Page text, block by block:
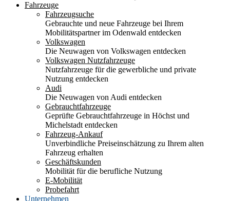
Fahrzeuge
Fahrzeugsuche
Gebrauchte und neue Fahrzeuge bei Ihrem
Mobilitätspartner im Odenwald entdecken
Volkswagen
Die Neuwagen von Volkswagen entdecken
Volkswagen Nutzfahrzeuge
Nutzfahrzeuge für die gewerbliche und private
Nutzung entdecken
Audi
Die Neuwagen von Audi entdecken
Gebrauchtfahrzeuge
Geprüfte Gebrauchtfahrzeuge in Höchst und
Michelstadt entdecken
Fahrzeug-Ankauf
Unverbindliche Preiseinschätzung zu Ihrem alten
Fahrzeug erhalten
Geschäftskunden
Mobilität für die berufliche Nutzung
E-Mobilität
Probefahrt
Unternehmen